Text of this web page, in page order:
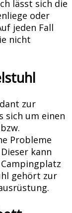
lässt sich die
oder
jeden Fall
nicht
zur
sich um einen
Probleme
kann
gehört zur